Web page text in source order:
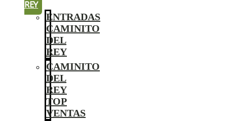
REY
ENTRADAS
CAMINITO
DEL
REY
CAMINITO
DEL
REY
TOP
VENTAS